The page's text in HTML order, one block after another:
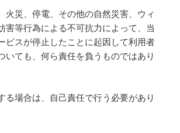
火災、停電、その他の自然災害、ウィ
害等行為による不可抗力によって、当
ビスが停止したことに起因して利用者
いても、何ら責任を負うものではあり
る場合は、自己責任で行う必要があり